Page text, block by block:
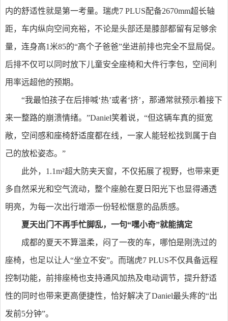
内的舒适性就是第一考量。瑞虎7 PLUS配备2670mm超长轴
距，车内纵向空间充裕，不论是头部还是膝部都留有足够余
量，连身高1米85的“高个子爸爸”坐进前排也完全不显局促。
后排不仅可以同时放下儿童安全座椅和大件行李包，空间利
用率远超他的预期。
“我最怕孩子在后排喊‘热’或者‘挤’，那通常就预示着接下
来一整路的崩溃情绪。”Daniel笑着说，“但这辆车真的挺宽
敞，空间感和座椅舒适度都在线，一家人能轻松找到属于自
己的放松姿态。”
此外，1.1m²超大防夹天窗，不仅拓展了视野，也带来更
多自然采光和空气流动，整个座舱在夏日阳光下也显得通透
明亮，为每一次出行增添一份轻松惬意的品质感。
夏天出门不再手忙脚乱，一句“嘿小奇”就能搞定
成都的夏天不算温柔，闷了一夜的车，哪怕是刚洗过的
座椅，也足以让人“坐立不安”。而瑞虎7 PLUS不仅具备远程
控制功能，前排座椅也支持通风加热及电动调节，提升舒适
性的同时也带来更高便捷性，恰好解决了Daniel最头疼的“出
发前5分钟”。